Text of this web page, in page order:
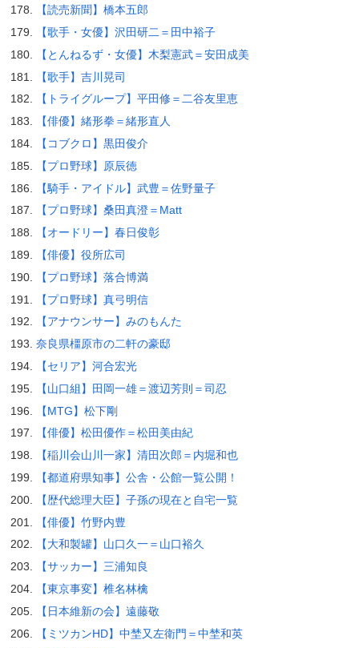
【読売新聞】橋本五郎
【歌手・女優】沢田研二＝田中裕子
【とんねるず・女優】木梨憲武＝安田成美
【歌手】吉川晃司
【トライグループ】平田修＝二谷友里恵
【俳優】緒形拳＝緒形直人
【コブクロ】黒田俊介
【プロ野球】原辰徳
【騎手・アイドル】武豊＝佐野量子
【プロ野球】桑田真澄＝Matt
【オードリー】春日俊彰
【俳優】役所広司
【プロ野球】落合博満
【プロ野球】真弓明信
【アナウンサー】みのもんた
奈良県橿原市の二軒の豪邸
【セリア】河合宏光
【山口組】田岡一雄＝渡辺芳則＝司忍
【MTG】松下剛
【俳優】松田優作＝松田美由紀
【稲川会山川一家】清田次郎＝内堀和也
【都道府県知事】公舎・公館一覧公開！
【歴代総理大臣】子孫の現在と自宅一覧
【俳優】竹野内豊
【大和製罐】山口久一＝山口裕久
【サッカー】三浦知良
【東京事変】椎名林檎
【日本維新の会】遠藤敬
【ミツカンHD】中埜又左衛門＝中埜和英